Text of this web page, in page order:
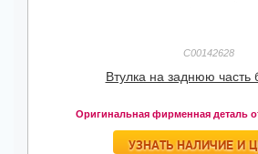
C00142628
Втулка на заднюю часть
Оригинальная фирменная деталь
УЗНАТЬ НАЛИЧИЕ И